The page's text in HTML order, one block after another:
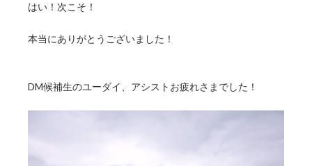
はい！次こそ！
本当にありがとうございました！
DM候補生のユーダイ、アシストお疲れさまでした！